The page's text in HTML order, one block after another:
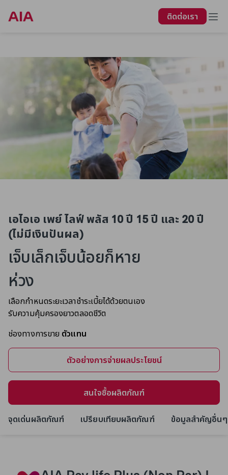
ติดต่อเรา
เอไอเอ เพย์ ไลฟ์ พลัส 10 ปี 15 ปี และ 20 ปี
(ไม่มีเงินปันผล)
เจ็บเล็กเจ็บน้อยก็หาย
ห่วง
เลือกกำหนดระยะเวลาชำระเบี้ยได้ด้วยตนเอง
รับความคุ้มครองยาวตลอดชีวิต
ช่องทางการขาย ตัวแทน
สนใจซื้อผลิตภัณฑ์
ตัวอย่างการจ่ายผลประโยชน์​
จุดเด่นผลิตภัณฑ์ เปรียบเทียบผลิตภัณฑ์ ข้อมูลสำคัญอื่นๆ